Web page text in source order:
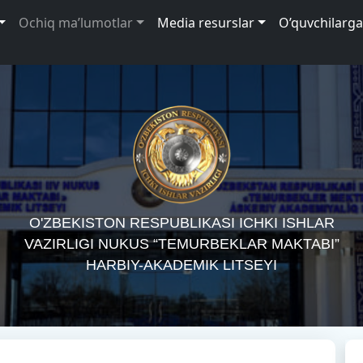
Ochiq ma’lumotlar Media resurslar O’quvchilarga
O'ZBEKISTON RESPUBLIKASI ICHKI ISHLAR
VAZIRLIGI NUKUS “TEMURBEKLAR MAKTABI”
HARBIY-AKADEMIK LITSEYI